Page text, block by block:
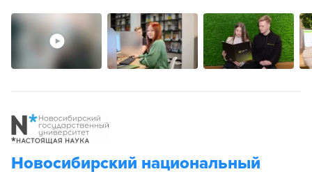
Новосибирский национальный